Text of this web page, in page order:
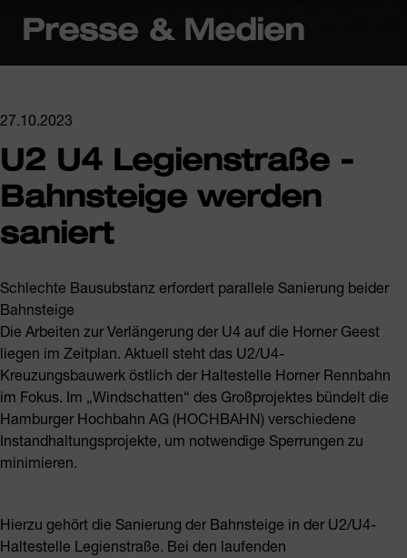
Presse & Medien
27.10.2023
U2 U4 Legienstraße -
Bahnsteige werden
saniert
Schlechte Bausubstanz erfordert parallele Sanierung beider
Bahnsteige
Die Arbeiten zur Verlängerung der U4 auf die Horner Geest
liegen im Zeitplan. Aktuell steht das U2/U4-
Kreuzungsbauwerk östlich der Haltestelle Horner Rennbahn
im Fokus. Im „Windschatten“ des Großprojektes bündelt die
Hamburger Hochbahn AG (HOCHBAHN) verschiedene
Instandhaltungsprojekte, um notwendige Sperrungen zu
minimieren.
Hierzu gehört die Sanierung der Bahnsteige in der U2/U4-
Haltestelle Legienstraße. Bei den laufenden